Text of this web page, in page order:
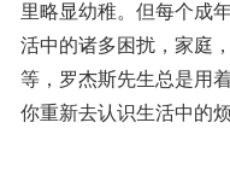
里略显幼稚。但每个成
活中的诸多困扰，家庭
等，罗杰斯先生总是用
你重新去认识生活中的烦